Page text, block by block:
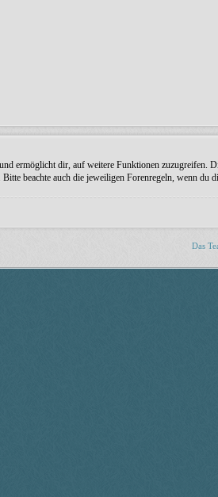
ermöglicht dir, auf weitere Funktionen zuzugreifen.
beachte auch die jeweiligen Forenregeln, wenn du
Das